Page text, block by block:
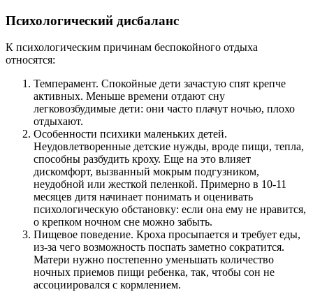
Психологический дисбаланс
К психологическим причинам беспокойного отдыха
относятся:
Темперамент. Спокойные дети зачастую спят крепче
активных. Меньше времени отдают сну
легковозбудимые дети: они часто плачут ночью, плохо
отдыхают.
Особенности психики маленьких детей.
Неудовлетворенные детские нужды, вроде пищи, тепла,
способны разбудить кроху. Еще на это влияет
дискомфорт, вызванный мокрым подгузником,
неудобной или жесткой пеленкой. Примерно в 10-11
месяцев дитя начинает понимать и оценивать
психологическую обстановку: если она ему не нравится,
о крепком ночном сне можно забыть.
Пищевое поведение. Кроха просыпается и требует еды,
из-за чего возможность поспать заметно сократится.
Матери нужно постепенно уменьшать количество
ночных приемов пищи ребенка, так, чтобы сон не
ассоциировался с кормлением.